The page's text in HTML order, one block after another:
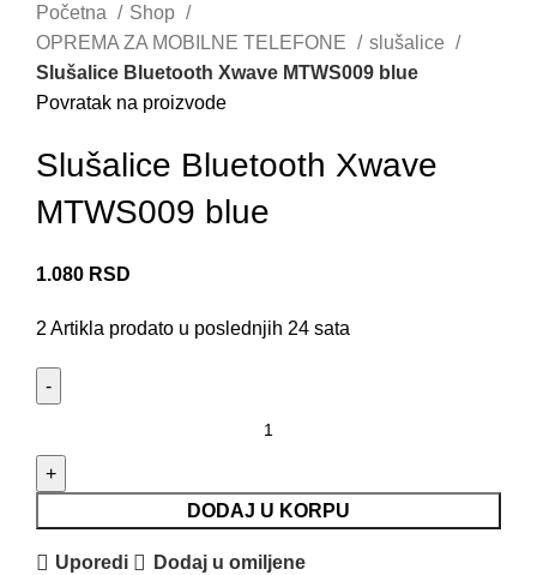
Početna
Shop
OPREMA ZA MOBILNE TELEFONE
slušalice
Slušalice Bluetooth Xwave MTWS009 blue
Povratak na proizvode
Slušalice Bluetooth Xwave
MTWS009 blue
1.080 RSD
2 Artikla prodato u poslednjih 24 sata
DODAJ U KORPU
Uporedi Dodaj u omiljene